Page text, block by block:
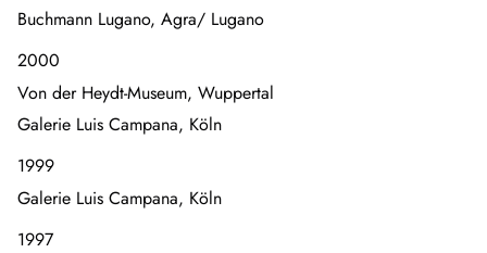
Buchmann Lugano, Agra/ Lugano
2000
Von der Heydt-Museum, Wuppertal
Galerie Luis Campana, Köln
1999
Galerie Luis Campana, Köln
1997